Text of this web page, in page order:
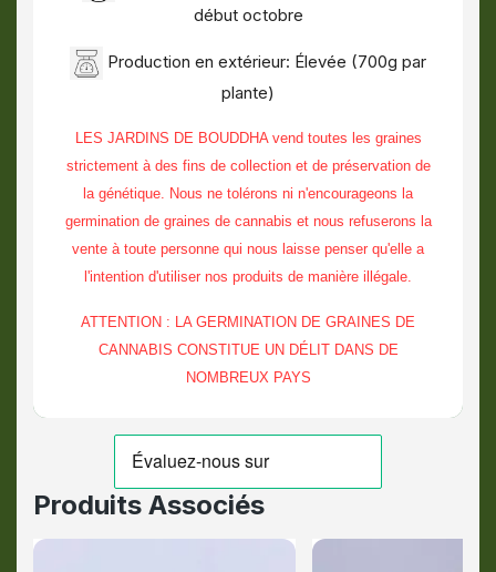
début octobre
Production en extérieur: Élevée (700g par
plante)
LES JARDINS DE BOUDDHA vend toutes les graines
strictement à des fins de collection et de préservation de
la génétique. Nous ne tolérons ni n'encourageons la
germination de graines de cannabis et nous refuserons la
vente à toute personne qui nous laisse penser qu'elle a
l'intention d'utiliser nos produits de manière illégale.
ATTENTION : LA GERMINATION DE GRAINES DE
CANNABIS CONSTITUE UN DÉLIT DANS DE
NOMBREUX PAYS
Produits Associés